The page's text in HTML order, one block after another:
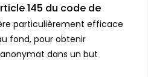
145 du code de
particulièrement efficace
fond, pour obtenir
dans un but